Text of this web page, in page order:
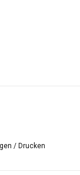
/ Drucken